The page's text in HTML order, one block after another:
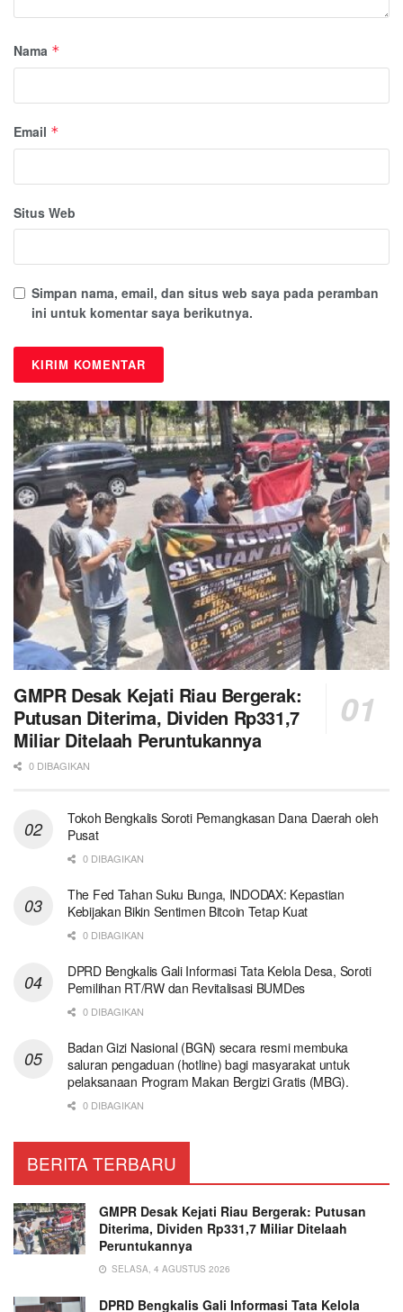
Nama *
Email *
Situs Web
Simpan nama, email, dan situs web saya pada peramban
ini untuk komentar saya berikutnya.
GMPR Desak Kejati Riau Bergerak:
Putusan Diterima, Dividen Rp331,7
Miliar Ditelaah Peruntukannya
0 DIBAGIKAN
Tokoh Bengkalis Soroti Pemangkasan Dana Daerah oleh
Pusat
0 DIBAGIKAN
The Fed Tahan Suku Bunga, INDODAX: Kepastian
Kebijakan Bikin Sentimen Bitcoin Tetap Kuat
0 DIBAGIKAN
DPRD Bengkalis Gali Informasi Tata Kelola Desa, Soroti
Pemilihan RT/RW dan Revitalisasi BUMDes
0 DIBAGIKAN
Badan Gizi Nasional (BGN) secara resmi membuka
saluran pengaduan (hotline) bagi masyarakat untuk
pelaksanaan Program Makan Bergizi Gratis (MBG).
0 DIBAGIKAN
BERITA TERBARU
GMPR Desak Kejati Riau Bergerak: Putusan
Diterima, Dividen Rp331,7 Miliar Ditelaah
Peruntukannya
SELASA, 4 AGUSTUS 2026
DPRD Bengkalis Gali Informasi Tata Kelola